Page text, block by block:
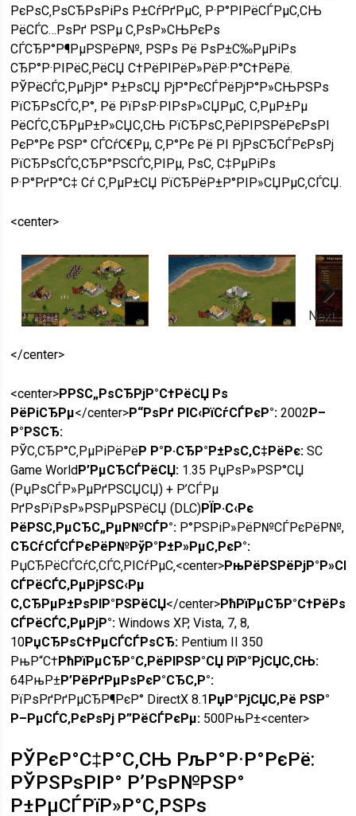
РєРѕС‚РѕСЂРѕРіРѕ Р±СѓРґРµС‚ Р·Р°РІРёСЃРµС‚СЊ
РёСЃС…РѕРґ РЅРµ С‚РѕР»СЊРєРѕ
СЃСЂР°Р¶РµРЅРёР№, РЅРѕ Рё РѕР±С‰РµРіРѕ
СЂР°Р·РІРёС‚РёСЏ С†РёРІРёР»РёР·Р°С†РёРё.
РЎРёСЃС‚РµРјР° Р±РѕСЏ РјР°РєСЃРёРјР°Р»СЊРЅРѕ
РїСЂРѕСЃС‚Р°, Рё РїРѕР·РІРѕР»СЏРµС‚ С‚РµР±Рµ
РёСЃС‚СЂРµР±Р»СЏС‚СЊ РїСЂРѕС‚РёРІРЅРёРєРѕРІ
РєР°Рє РЅР° СЃСѓС€Рµ, С‚Р°Рє Рё РІ РјРѕСЂСЃРєРѕРј
РїСЂРѕСЃС‚СЂР°РЅСЃС‚РІРµ, РѕС‚ С‡РµРіРѕ
Р·Р°РґР°С‡ Сѓ С‚РµР±СЏ РїСЂРёР±Р°РІР»СЏРµС‚СЃСЏ.
<center>
Next
</center>
<center>РРЅС„РѕСЂРјР°С†РёСЏ Рѕ
РёРіСЂРµ</center>Р“РѕРґ РІС‹РїСѓСЃРєР°: 2002Р–
Р°РЅСЂ:
РЎС‚СЂР°С‚РµРіРёРёР Р°Р·СЂР°Р±РѕС‚С‡РёРє: SC
Game WorldР’РµСЂСЃРёСЏ: 1.35 РџРѕР»РЅР°СЏ
(РџРѕСЃР»РµРґРЅСЏСЏ) + Р’СЃРµ
РґРѕРїРѕР»РЅРµРЅРёСЏ (DLC)РЇР·С‹Рє
РёРЅС‚РµСЂС„РµР№СЃР°: Р°РЅРіР»РёР№СЃРєРёР№,
СЂСѓСЃСЃРєРёР№РўР°Р±Р»РµС‚РєР°:
РџСЂРёСЃСѓС‚СЃС‚РІСѓРµС‚<center>
СЃРёСЃС‚РµРјРЅС‹Рµ
С‚СЂРµР±РѕРІР°РЅРёСЏ</center>
СЃРёСЃС‚РµРјР°: Windows XP, Vista, 7, 8,
10РџСЂРѕС†РµСЃСЃРѕСЂ: Pentium II 350
РњР“С†РћРїРµСЂР°С‚РёРІРЅР°СЏ РїР°РјСЏС‚СЊ:
64РњР±Р’РёРґРµРѕРєР°СЂС‚Р°:
РїРѕРґРґРµСЂР¶РєР° DirectX 8.1РџР°РјСЏС‚Рё РЅР°
Р–РµСЃС‚РєРѕРј Р”РёСЃРєРµ: 500РњР±<center>
РЎРєР°С‡Р°С‚СЊ РљР°Р·Р°РєРё:
РЎРЅРѕРІР° Р’РѕР№РЅР°
Р±РµСЃРїР»Р°С‚РЅРѕ